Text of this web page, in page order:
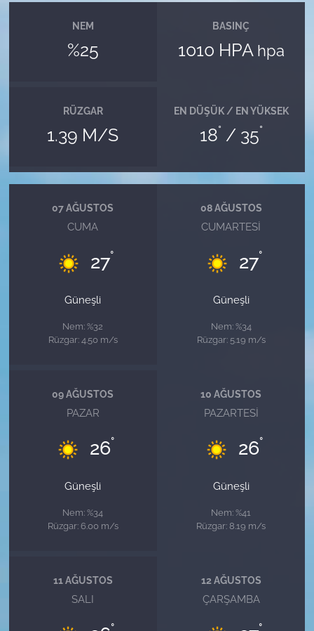
NEM
%25
BASINÇ
1010 HPA hpa
RÜZGAR
1.39 M/S
EN DÜŞÜK / EN YÜKSEK
18° / 35°
07 AĞUSTOS
CUMA
27°
Güneşli
Nem: %32
Rüzgar: 4.50 m/s
08 AĞUSTOS
CUMARTESI
27°
Güneşli
Nem: %34
Rüzgar: 5.19 m/s
09 AĞUSTOS
PAZAR
26°
Güneşli
Nem: %34
Rüzgar: 6.00 m/s
10 AĞUSTOS
PAZARTESI
26°
Güneşli
Nem: %41
Rüzgar: 8.19 m/s
11 AĞUSTOS
SALI
12 AĞUSTOS
ÇARŞAMBA